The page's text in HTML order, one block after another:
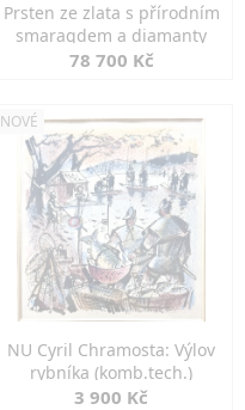
Prsten ze zlata s přírodním
smaragdem a diamanty
78 700 Kč
NOVÉ
NU Cyril Chramosta: Výlov
rybníka (komb.tech.)
3 900 Kč